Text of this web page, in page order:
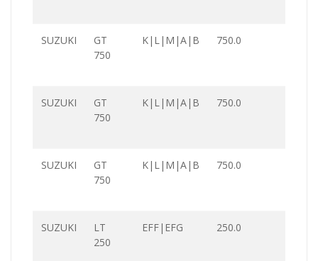
SUZUKI
GT
750
K|L|M|A|B 750.0
SUZUKI
GT
750
K|L|M|A|B 750.0
SUZUKI
GT
750
K|L|M|A|B 750.0
SUZUKI
LT
250
EFF|EFG 250.0